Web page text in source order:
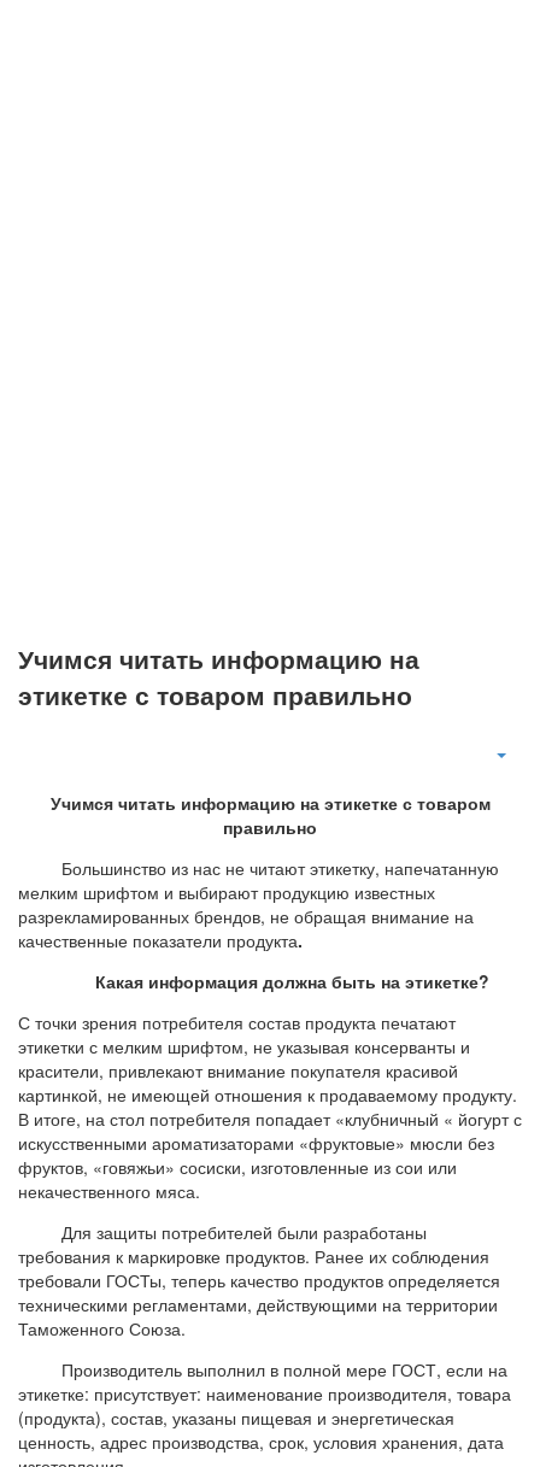
Учимся читать информацию на
этикетке с товаром правильно
Учимся читать информацию на этикетке с товаром
правильно
Большинство из нас не читают этикетку, напечатанную
мелким шрифтом и выбирают продукцию известных
разрекламированных брендов, не обращая внимание на
качественные показатели продукта.
Какая информация должна быть на этикетке?
С точки зрения потребителя состав продукта печатают
этикетки с мелким шрифтом, не указывая консерванты и
красители, привлекают внимание покупателя красивой
картинкой, не имеющей отношения к продаваемому продукту.
В итоге, на стол потребителя попадает «клубничный « йогурт с
искусственными ароматизаторами «фруктовые» мюсли без
фруктов, «говяжьи» сосиски, изготовленные из сои или
некачественного мяса.
Для защиты потребителей были разработаны
требования к маркировке продуктов. Ранее их соблюдения
требовали ГОСТы, теперь качество продуктов определяется
техническими регламентами, действующими на территории
Таможенного Союза.
Производитель выполнил в полной мере ГОСТ, если на
этикетке: присутствует: наименование производителя, товара
(продукта), состав, указаны пищевая и энергетическая
ценность, адрес производства, срок, условия хранения, дата